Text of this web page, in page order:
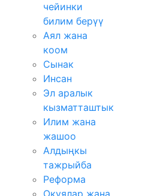
чейинки
билим берүү
Аял жана
коом
Сынак
Инсан
Эл аралык
кызматташтык
Илим жана
жашоо
Алдыңкы
тажрыйба
Реформа
Окуялар жана